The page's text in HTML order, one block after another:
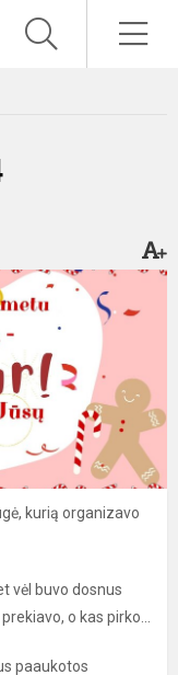
kurią organizavo
vėl buvo dosnus
o kas pirko...
paaukotos